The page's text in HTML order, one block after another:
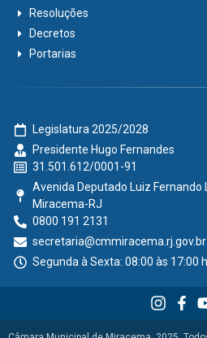
Resoluções
Decretos
Portarias
Legislatura 2025/2028
Presidente Hugo Fernandes
31.501.612/0001-91
Avenida Deputado Luiz Fernando
Miracema-RJ
0800 191 2131
secretaria@cmmiracema.rj.gov.br
Segunda à Sexta: 08:00 às 17:00